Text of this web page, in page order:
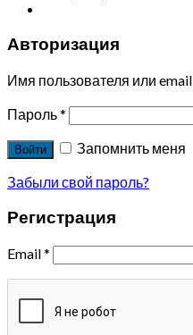
Авторизация
Имя пользователя или email
Пароль*
Войти
Запомнить меня
Забыли свой пароль?
Регистрация
Email*